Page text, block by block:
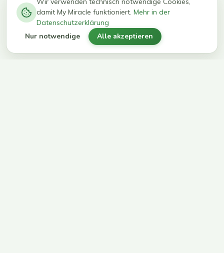
kg in 12
Wochen
erreichen
ihr Ziel
damit My Miracle funktioniert. Mehr in der
Datenschutzerklärung
Nur notwendige Alle akzeptieren